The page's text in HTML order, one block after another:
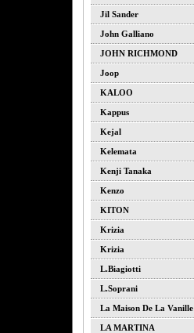
Jil Sander
John Galliano
JOHN RICHMOND
Joop
KALOO
Kappus
Kejal
Kelemata
Kenji Tanaka
Kenzo
KITON
Krizia
Krizia
L.biagiotti
L.soprani
La Maison De La Vanille
LA MARTINA